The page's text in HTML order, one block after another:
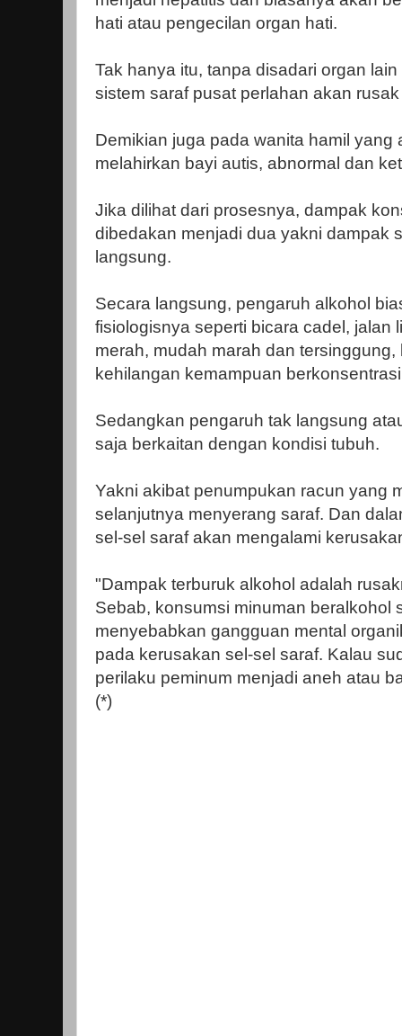
hati atau pengecilan organ hati.
Tak hanya itu, tanpa disadari organ
sistem saraf pusat perlahan akan
Demikian juga pada wanita hamil yang
melahirkan bayi autis, abnormal dan
Jika dilihat dari prosesnya, dampak
dibedakan menjadi dua yakni dampak
langsung.
Secara langsung, pengaruh alkohol
fisiologisnya seperti bicara cadel, jalan
merah, mudah marah dan tersinggung,
kehilangan kemampuan
Sedangkan pengaruh tak langsung
saja berkaitan dengan kondisi tubuh.
Yakni akibat penumpukan racun yang
selanjutnya menyerang saraf. Dan
sel-sel saraf akan mengalami
"Dampak terburuk alkohol adalah
Sebab, konsumsi minuman beralkohol
menyebabkan gangguan mental
pada kerusakan sel-sel saraf. Kalau
perilaku peminum menjadi aneh atau
(*)